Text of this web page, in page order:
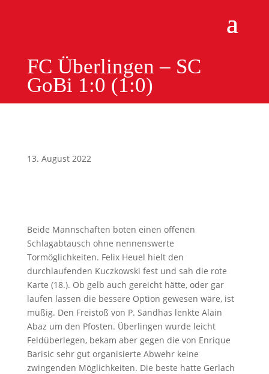
FC Überlingen – SC
GoBi 1:0 (1:0)
13. August 2022
Beide Mannschaften boten einen offenen
Schlagabtausch ohne nennenswerte
Tormöglichkeiten. Felix Heuel hielt den
durchlaufenden Kuczkowski fest und sah die rote
Karte (18.). Ob gelb auch gereicht hätte, oder gar
laufen lassen die bessere Option gewesen wäre, ist
müßig. Den Freistoß von P. Sandhas lenkte Alain
Abaz um den Pfosten. Überlingen wurde leicht
Feldüberlegen, bekam aber gegen die von Enrique
Barisic sehr gut organisierte Abwehr keine
zwingenden Möglichkeiten. Die beste hatte Gerlach